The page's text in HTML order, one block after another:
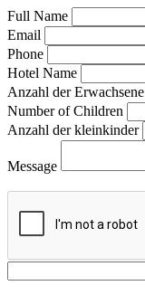
Full Name
Email
Phone
Hotel Name
Anzahl der Erwachsene
Number of Children
Anzahl der kleinkinder
Message